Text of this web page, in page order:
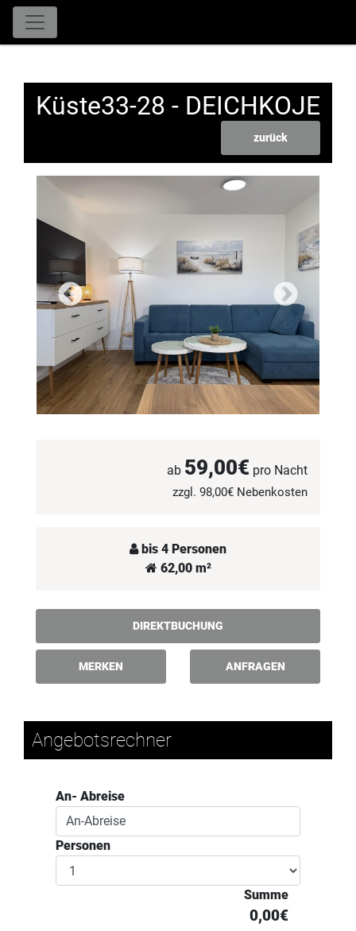
Küste33-28 - DEICHKOJE
zurück
ab 59,00€ pro Nacht
zzgl. 98,00€ Nebenkosten
bis 4 Personen
62,00 m²
DIREKTBUCHUNG
MERKEN ANFRAGEN
Angebotsrechner
An- Abreise
Personen
Summe
0,00€